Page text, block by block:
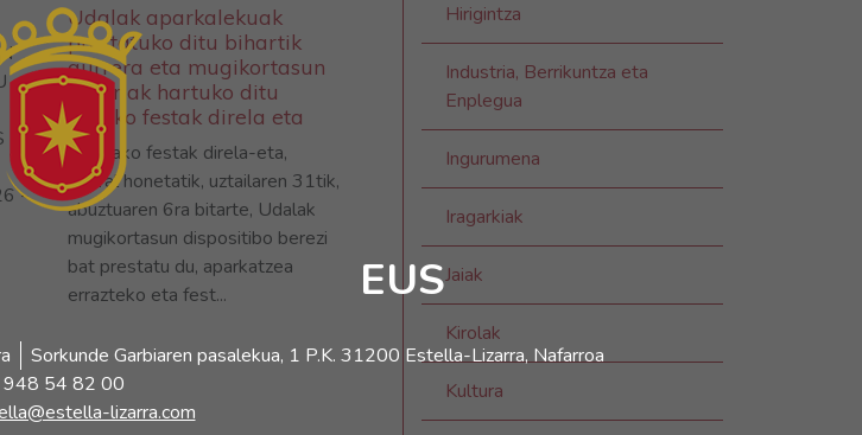
EUS
Sorkunde Garbiaren pasalekua, 1 P.K. 31200 Estella-Lizarra, Nafarroa
948 54 82 00
lizarra.com
-
Udalak aparkalekuak
prestatuko ditu bihartik
aurrera eta mugikortasun
neurriak hartuko ditu
herriko festak direla eta
Lizarrako festak direla-eta,
ostiral honetatik, uztailaren 31tik,
abuztuaren 6ra bitarte, Udalak
mugikortasun dispositibo berezi
bat prestatu du, aparkatzea
errazteko eta fest...
Hirigintza
Industria, Berrikuntza eta
Enplegua
Ingurumena
Iragarkiak
Jaiak
Kirolak
Kultura